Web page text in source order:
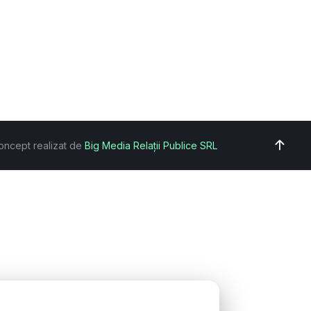
realizat de Big Media Relații Publice SRL